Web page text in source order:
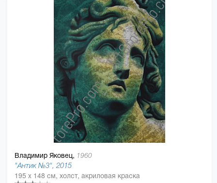
Владимир Яковец, 1960
"Антик №3", 2015
195 x 148 см, холст, акриловая краска